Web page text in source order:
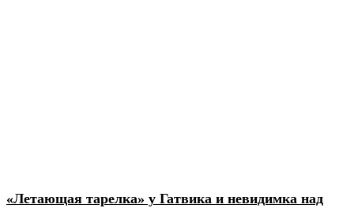
«Летающая тарелка» у Гатвика и невидимка над